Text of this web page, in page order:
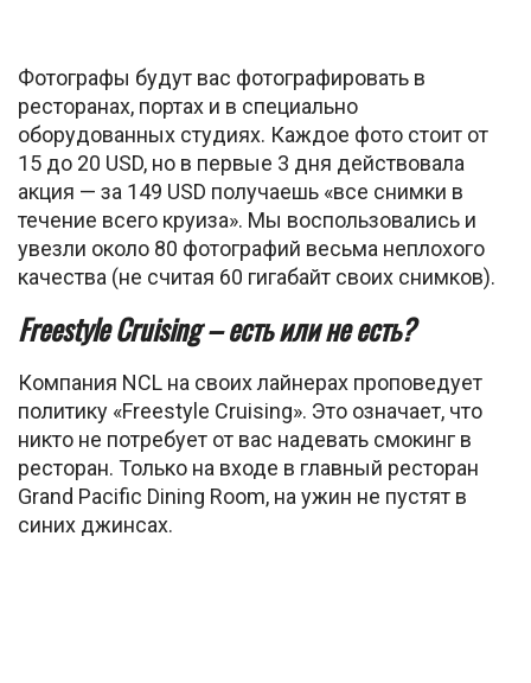
Фотографы будут вас фотографировать в
ресторанах, портах и в специально
оборудованных студиях. Каждое фото стоит от
15 до 20 USD, но в первые 3 дня действовала
акция — за 149 USD получаешь «все снимки в
течение всего круиза». Мы воспользовались и
увезли около 80 фотографий весьма неплохого
качества (не считая 60 гигабайт своих снимков).
Freestyle Cruising – есть или не есть?
Компания NCL на своих лайнерах проповедует
политику «Freestyle Cruising». Это означает, что
никто не потребует от вас надевать смокинг в
ресторан. Только на входе в главный ресторан
Grand Pacific Dining Room, на ужин не пустят в
синих джинсах.